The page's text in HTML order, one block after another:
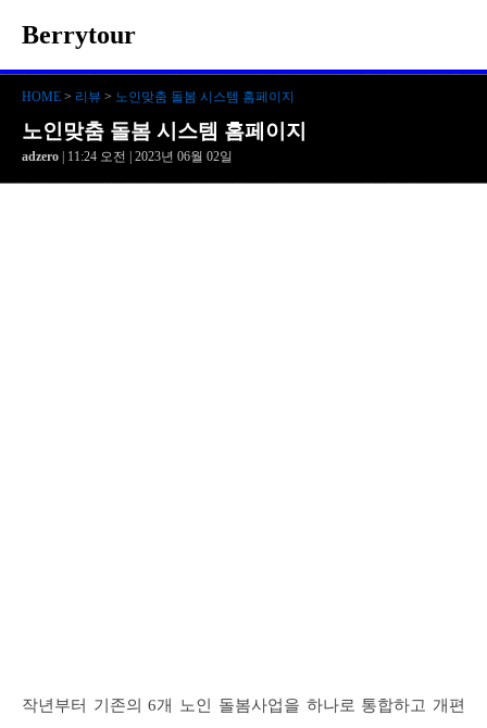
Berrytour
HOME > 리뷰 > 노인맞춤 돌봄 시스템 홈페이지
노인맞춤 돌봄 시스템 홈페이지
adzero | 11:24 오전 | 2023년 06월 02일
작년부터 기존의 6개 노인 돌봄사업을 하나로 통합하고 개편